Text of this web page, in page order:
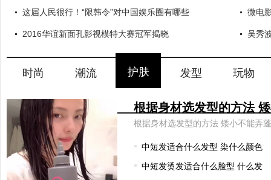
这届人民很行！“限韩令”对中国娱乐圈有哪些 微电
2016华谊新面孔影视模特大赛冠军揭晓 吴秀
时尚 潮流 护肤 发型 玩物
中短发适合什么发型 染什么颜色
中短发烫发适合什么脸型 什么发